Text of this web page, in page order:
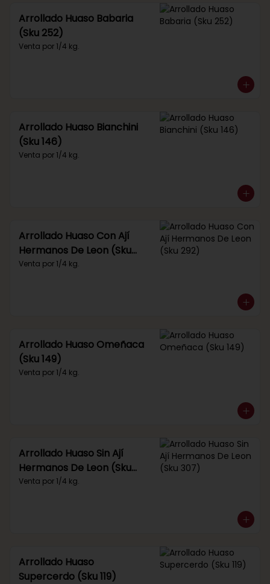
Arrollado Huaso Babaria
(Sku 252)
Venta por 1/4 kg.
Arrollado Huaso Bianchini
(Sku 146)
Venta por 1/4 kg.
Arrollado Huaso Con Ají
Hermanos De Leon (Sku
292)
Venta por 1/4 kg.
Arrollado Huaso Omeñaca
(Sku 149)
Venta por 1/4 kg.
Arrollado Huaso Sin Ají
Hermanos De Leon (Sku
307)
Venta por 1/4 kg.
Arrollado Huaso
Supercerdo (Sku 119)